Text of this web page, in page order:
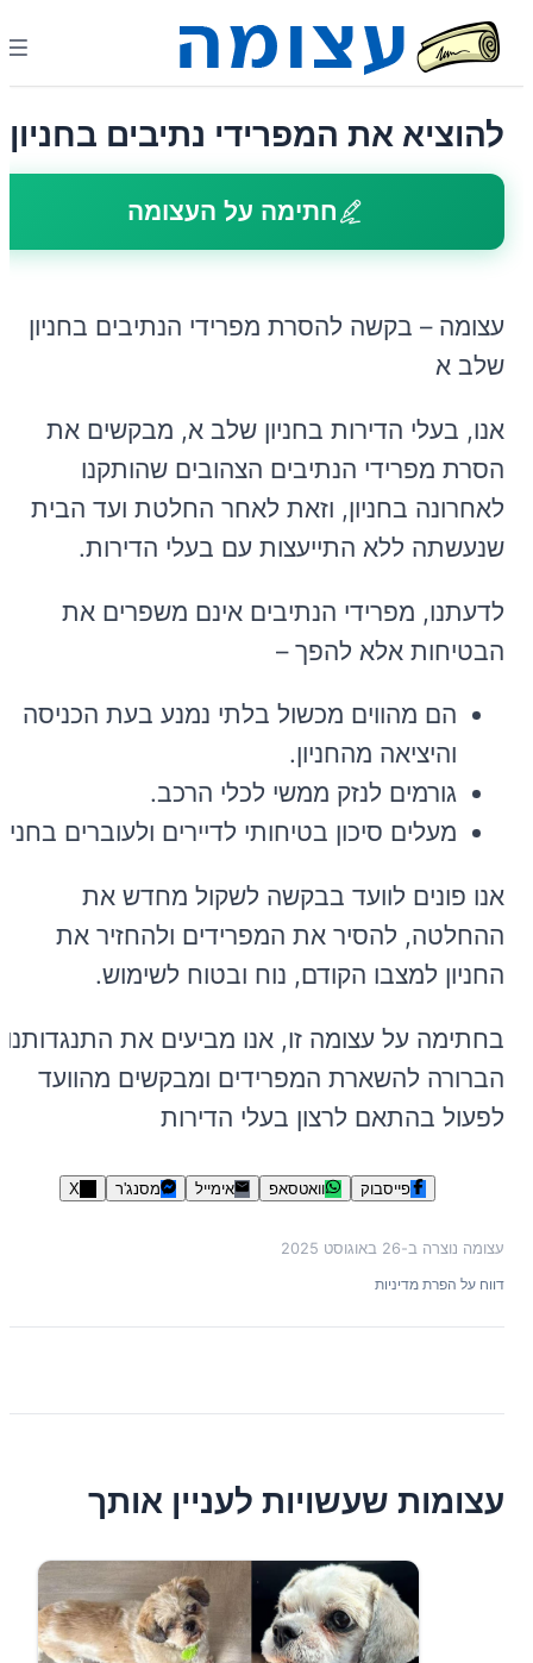
להוציא את המפרידי נתיבים בחניון
חתימה על העצומה
עצומה – בקשה להסרת מפרידי הנתיבים בחניון
שלב א
אנו, בעלי הדירות בחניון שלב א, מבקשים את
הסרת מפרידי הנתיבים הצהובים שהותקנו
לאחרונה בחניון, וזאת לאחר החלטת ועד הבית
שנעשתה ללא התייעצות עם בעלי הדירות.
לדעתנו, מפרידי הנתיבים אינם משפרים את
הבטיחות אלא להפך –
הם מהווים מכשול בלתי נמנע בעת הכניסה
והיציאה מהחניון.
גורמים לנזק ממשי לכלי הרכב.
מעלים סיכון בטיחותי לדיירים ולעוברים
אנו פונים לוועד בבקשה לשקול מחדש את
ההחלטה, להסיר את המפרידים ולהחזיר את
החניון למצבו הקודם, נוח ובטוח לשימוש.
בחתימה על עצומה זו, אנו מביעים את התנגדותנו
הברורה להשארת המפרידים ומבקשים מהוועד
לפעול בהתאם לרצון בעלי הדירות
פייסבוק וואטסאפ אימייל מסנג'ר X
עצומה נוצרה ב-26 באוגוסט 2025
דווח על הפרת מדיניות
עצומות שעשויות לעניין אותך